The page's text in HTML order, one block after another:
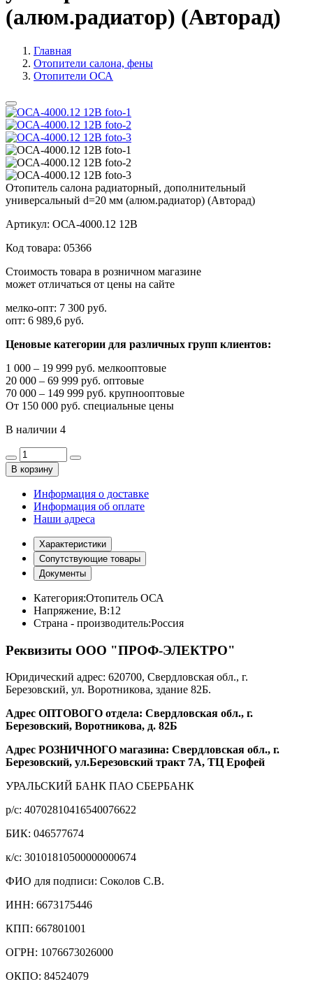
(алюм.радиатор) (Авторад)
Главная
Отопители салона, фены
Отопители ОСА
Отопитель салона радиаторный, дополнительный
универсальный d=20 мм (алюм.радиатор) (Авторад)
Артикул: ОСА-4000.12 12В
Код товара: 05366
Стоимость товара в розничном магазине
может отличаться от цены на сайте
мелко-опт: 7 300 руб.
опт: 6 989,6 руб.
Ценовые категории для различных групп клиентов:
1 000 – 19 999 руб. мелкооптовые
20 000 – 69 999 руб. оптовые
70 000 – 149 999 руб. крупнооптовые
От 150 000 руб. специальные цены
В наличии 4
В корзину
Информация о доставке
Информация об оплате
Наши адреса
Характеристики
Сопутствующие товары
Документы
Категория:Отопитель ОСА
Напряжение, В:12
Страна - производитель:Россия
Реквизиты ООО "ПРОФ-ЭЛЕКТРО"
Юридический адрес: 620700, Свердловская обл., г.
Березовский, ул. Воротникова, здание 82Б.
Адрес ОПТОВОГО отдела: Свердловская обл., г.
Березовский, Воротникова, д. 82Б
Адрес РОЗНИЧНОГО магазина: Свердловская обл., г.
Березовский, ул.Березовский тракт 7А, ТЦ Ерофей
УРАЛЬСКИЙ БАНК ПАО СБЕРБАНК
р/c: 40702810416540076622
БИК: 046577674
к/c: 30101810500000000674
ФИО для подписи: Соколов С.В.
ИНН: 6673175446
КПП: 667801001
ОГРН: 1076673026000
ОКПО: 84524079